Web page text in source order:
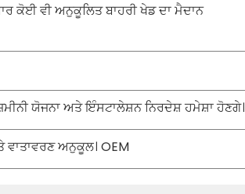
ਕੋਈ ਵੀ ਅਨੁਕੂਲਿਤ ਬਾਹਰੀ ਖੇਡ ਦਾ ਮੈਦਾਨ
ਯੋਜਨਾ ਅਤੇ ਇੰਸਟਾਲੇਸ਼ਨ ਨਿਰਦੇਸ਼ ਹਮੇਸ਼ਾ ਹੋਣਗੇ।
ਅਨੁਕੂਲ। OEM